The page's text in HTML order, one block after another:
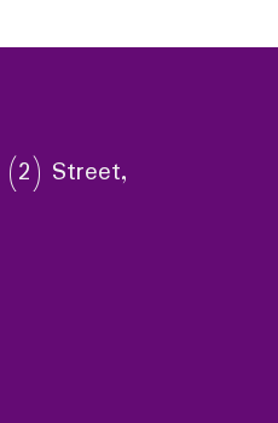
(2) Street,